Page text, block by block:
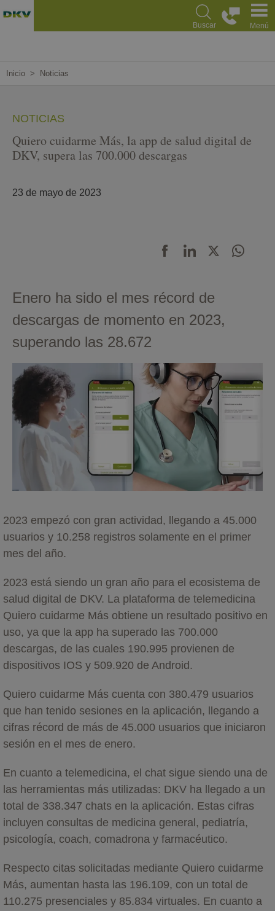
Buscar Menú
Inicio Noticias
NOTICIAS
Quiero cuidarme Más, la app de salud digital de
DKV, supera las 700.000 descargas
23 de mayo de 2023
Enero ha sido el mes récord de
descargas de momento en 2023,
superando las 28.672
2023 empezó con gran actividad, llegando a 45.000
usuarios y 10.258 registros solamente en el primer
mes del año.
2023 está siendo un gran año para el ecosistema de
salud digital de DKV. La plataforma de telemedicina
Quiero cuidarme Más obtiene un resultado positivo en
uso, ya que la app ha superado las 700.000
descargas, de las cuales 190.995 provienen de
dispositivos IOS y 509.920 de Android.
Quiero cuidarme Más cuenta con 380.479 usuarios
que han tenido sesiones en la aplicación, llegando a
cifras récord de más de 45.000 usuarios que iniciaron
sesión en el mes de enero.
En cuanto a telemedicina, el chat sigue siendo una de
las herramientas más utilizadas: DKV ha llegado a un
total de 338.347 chats en la aplicación. Estas cifras
incluyen consultas de medicina general, pediatría,
psicología, coach, comadrona y farmacéutico.
Respecto citas solicitadas mediante Quiero cuidarme
Más, aumentan hasta las 196.109, con un total de
110.275 presenciales y 85.834 virtuales. En cuanto a